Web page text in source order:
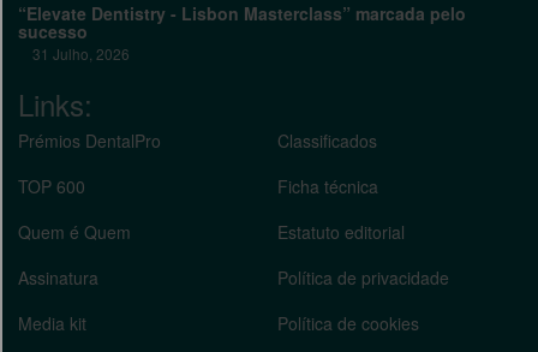
“Elevate Dentistry - Lisbon Masterclass” marcada pelo
sucesso
31 Julho, 2026
Links:
Prémios DentalPro
TOP 600
Quem é Quem
Assinatura
Media kit
Classificados
Ficha técnica
Estatuto editorial
Política de privacidade
Política de cookies